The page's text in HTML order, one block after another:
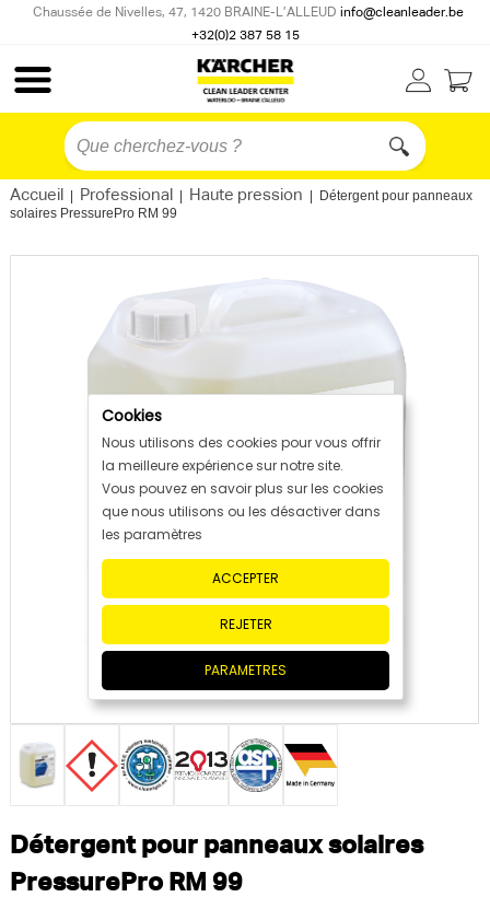
Chaussée de Nivelles, 47, 1420 BRAINE-L’ALLEUD info@cleanleader.be
+32(0)2 387 58 15
Accueil | Professional | Haute pression | Détergent pour panneaux
solaires PressurePro RM 99
Détergent pour panneaux solaires
PressurePro RM 99
Cookies
Nous utilisons des cookies pour vous offrir
la meilleure expérience sur notre site.
Vous pouvez en savoir plus sur les cookies
que nous utilisons ou les désactiver dans
les paramètres
ACCEPTER
REJETER
PARAMETRES